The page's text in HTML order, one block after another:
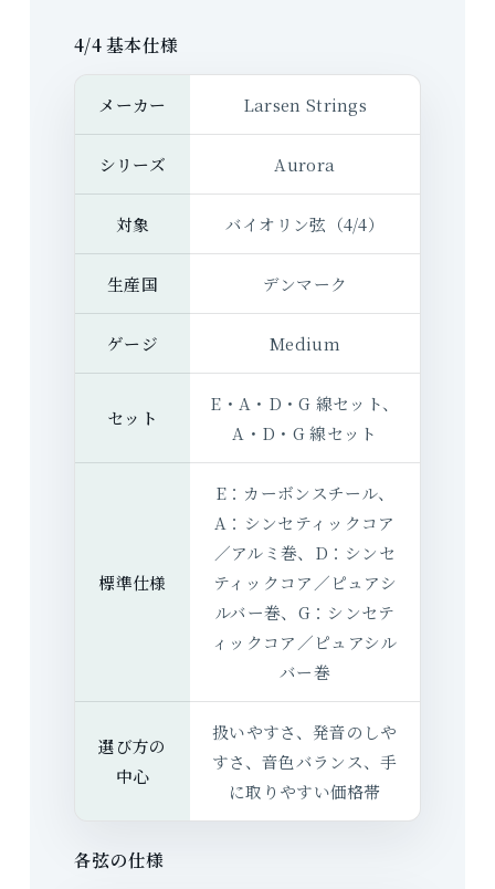
4/4 基本仕様
メーカー Larsen Strings
シリーズ Aurora
対象 バイオリン弦（4/4）
生産国 デンマーク
ゲージ Medium
セット
E・A・D・G 線セット、
A・D・G 線セット
標準仕様
E：カーボンスチール、
A：シンセティックコア
／アルミ巻、D：シンセ
ティックコア／ピュアシ
ルバー巻、G：シンセテ
ィックコア／ピュアシル
バー巻
選び方の
中心
扱いやすさ、発音のしや
すさ、音色バランス、手
に取りやすい価格帯
各弦の仕様